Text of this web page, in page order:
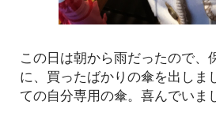
この日は朝から雨だったので、
に、買ったばかりの傘を出しま
ての自分専用の傘。喜んでいま